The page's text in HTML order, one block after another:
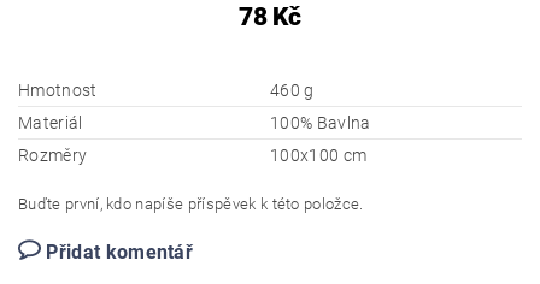
78 Kč
Hmotnost
460 g
Materiál
100% Bavlna
Rozměry
100x100 cm
Buďte první, kdo napíše příspěvek k této položce.
Přidat komentář